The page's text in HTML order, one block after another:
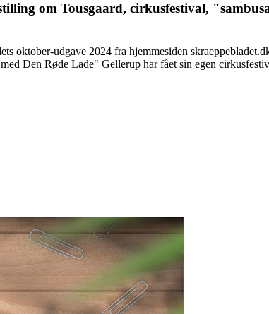
om Tousgaard, cirkusfestival,
oktober-udgave 2024 fra hjemmesiden
Den Røde Lade" Gellerup har fået sin egen